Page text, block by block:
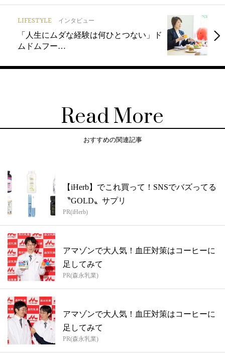
LIFESTYLE インタビュー
「人生にムダな経験は何ひとつない」ド
ムドムフー…
Read More
おすすめの関連記事
【iHerb】でこれ買って！SNSでバズってる
〝GOLD〟サプリ
PR(iHerb)
アマゾンで大人気！血圧対策はコーヒーに
足してみて
PR(森永乳業)
アマゾンで大人気！血圧対策はコーヒーに
足してみて
PR(森永乳業)